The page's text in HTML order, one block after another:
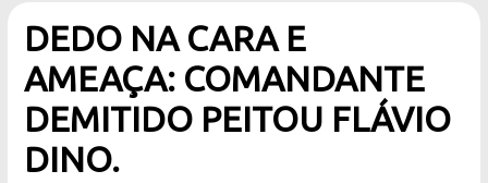
DEDO NA CARA E
AMEAÇA: COMANDANTE
DEMITIDO PEITOU FLÁVIO
DINO.